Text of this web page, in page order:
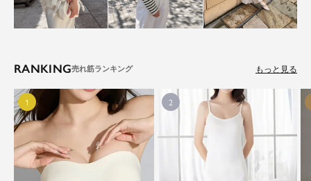
RANKING もっと見る